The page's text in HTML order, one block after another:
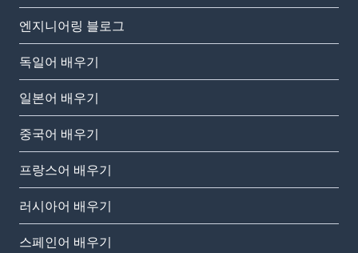
엔지니어링 블로그
독일어 배우기
일본어 배우기
중국어 배우기
프랑스어 배우기
러시아어 배우기
스페인어 배우기